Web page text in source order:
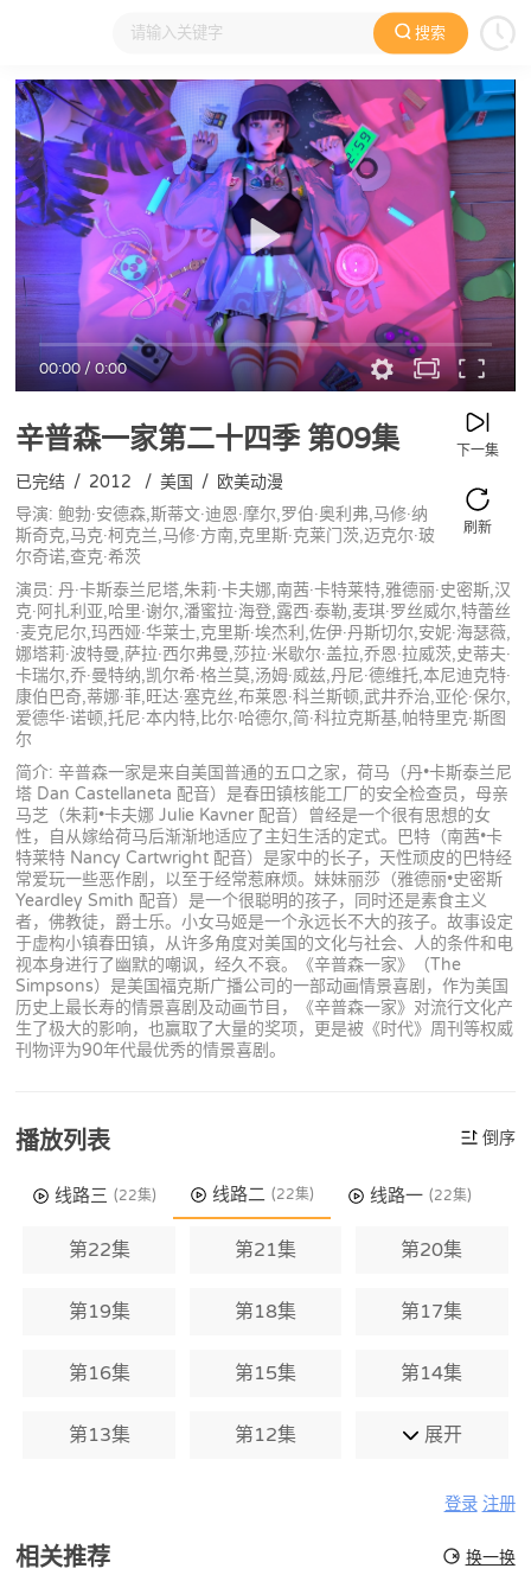
搜索
大家在看 日本动漫 国产动漫 欧美动漫 动漫电影
00:00/0:00
辛普森一家第二十四季第09集 下一集
刷新
已完结 / 2012 / 美国 / 欧美动漫
导演: 鲍勃·安德森,斯蒂文·迪恩·摩尔,罗伯·奥利弗,马修·纳
斯奇克,马克·柯克兰,马修·方南,克里斯·克莱门茨,迈克尔·玻
尔奇诺,查克·希茨
演员: 丹·卡斯泰兰尼塔,朱莉·卡夫娜,南茜·卡特莱特,雅德丽·史密斯,汉
克·阿扎利亚,哈里·谢尔,潘蜜拉·海登,露西·泰勒,麦琪·罗丝威尔,特蕾丝
·麦克尼尔,玛西娅·华莱士,克里斯·埃杰利,佐伊·丹斯切尔,安妮·海瑟薇,
娜塔莉·波特曼,萨拉·西尔弗曼,莎拉·米歇尔·盖拉,乔恩·拉威茨,史蒂夫·
卡瑞尔,乔·曼特纳,凯尔希·格兰莫,汤姆·威兹,丹尼·德维托,本尼迪克特·
康伯巴奇,蒂娜·菲,旺达·塞克丝,布莱恩·科兰斯顿,武井乔治,亚伦·保尔,
爱德华·诺顿,托尼·本内特,比尔·哈德尔,简·科拉克斯基,帕特里克·斯图
尔
简介: 辛普森一家是来自美国普通的五口之家，荷马（丹•卡斯泰兰尼
塔 Dan Castellaneta 配音）是春田镇核能工厂的安全检查员，母亲
马芝（朱莉•卡夫娜 Julie Kavner 配音）曾经是一个很有思想的女
性，自从嫁给荷马后渐渐地适应了主妇生活的定式。巴特（南茜•卡
特莱特 Nancy Cartwright 配音）是家中的长子，天性顽皮的巴特经
常爱玩一些恶作剧，以至于经常惹麻烦。妹妹丽莎（雅德丽•史密斯
Yeardley Smith 配音）是一个很聪明的孩子，同时还是素食主义
者，佛教徒，爵士乐。小女马姬是一个永远长不大的孩子。故事设定
于虚构小镇春田镇，从许多角度对美国的文化与社会、人的条件和电
视本身进行了幽默的嘲讽，经久不衰。《辛普森一家》（The
Simpsons）是美国福克斯广播公司的一部动画情景喜剧，作为美国
历史上最长寿的情景喜剧及动画节目，《辛普森一家》对流行文化产
生了极大的影响，也赢取了大量的奖项，更是被《时代》周刊等权威
刊物评为90年代最优秀的情景喜剧。
播放列表 倒序
线路三 (22集) 线路二 (22集) 线路一 (22集)
第22集 第21集 第20集
第19集 第18集 第17集
第16集 第15集 第14集
第13集 第12集 展开
登录 注册
相关推荐 换一换